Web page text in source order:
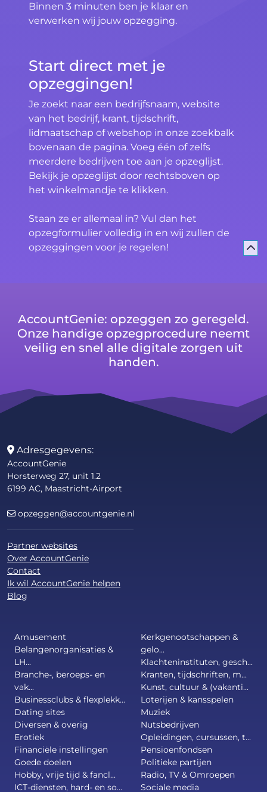
Binnen 3 minuten ben je klaar en
verwerken wij jouw opzegging.
Start direct met je
opzeggingen!
Je zoekt naar een bedrijfsnaam, website
van het bedrijf, krant, tijdschrift,
lidmaatschap of webshop in onze zoekbalk
bovenaan de pagina. Voeg één of zelfs
meerdere bedrijven toe aan je opzeglijst.
Bekijk je opzeglijst door rechtsboven op
het winkelmandje te klikken.
Staan ze er allemaal in? Vul dan het
opzegformulier volledig in en wij zullen de
opzeggingen voor je regelen!
AccountGenie: opzeggen zo geregeld.
Onze handige opzegprocedure neemt
veilig en snel alle digitale zorgen uit
handen.
Adresgegevens:
AccountGenie
Horsterweg 27, unit 1.2
6199 AC, Maastricht-Airport
opzeggen@accountgenie.nl
Partner websites
Over AccountGenie
Contact
Ik wil AccountGenie helpen
Blog
Amusement
Belangenorganisaties &
LH...
Branche-, beroeps- en
vak...
Businessclubs & flexplekk...
Dating sites
Diversen & overig
Erotiek
Financiële instellingen
Goede doelen
Hobby, vrije tijd & fancl...
ICT-diensten, hard- en so...
Kerkgenootschappen &
gelo...
Klachteninstituten, gesch...
Kranten, tijdschriften, m...
Kunst, cultuur & (vakanti...
Loterijen & kansspelen
Muziek
Nutsbedrijven
Opleidingen, cursussen, t...
Pensioenfondsen
Politieke partijen
Radio, TV & Omroepen
Sociale media